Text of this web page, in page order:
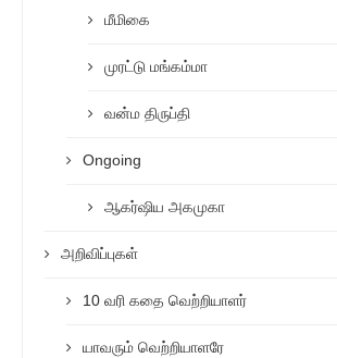
மீமிகை
முரட்டு மங்கம்மா
வன்ம திருப்தி
Ongoing
ஆகர்ஷிய அகமுகா
அறிவிப்புகள்
10 வரி கதை வெற்றியாளர்
யாவரும் வெற்றியாளரே